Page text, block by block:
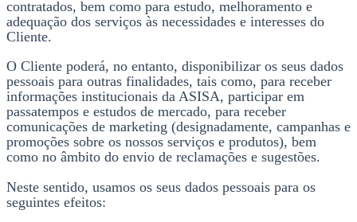
contratados, bem como para estudo, melhoramento e
adequação dos serviços às necessidades e interesses do
Cliente.
O Cliente poderá, no entanto, disponibilizar os seus dados
pessoais para outras finalidades, tais como, para receber
informações institucionais da ASISA, participar em
passatempos e estudos de mercado, para receber
comunicações de marketing (designadamente, campanhas e
promoções sobre os nossos serviços e produtos), bem
como no âmbito do envio de reclamações e sugestões.
Neste sentido, usamos os seus dados pessoais para os
seguintes efeitos: